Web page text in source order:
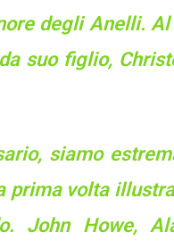
degli Anelli.
suo figlio,
siamo
prima volta
John Howe,